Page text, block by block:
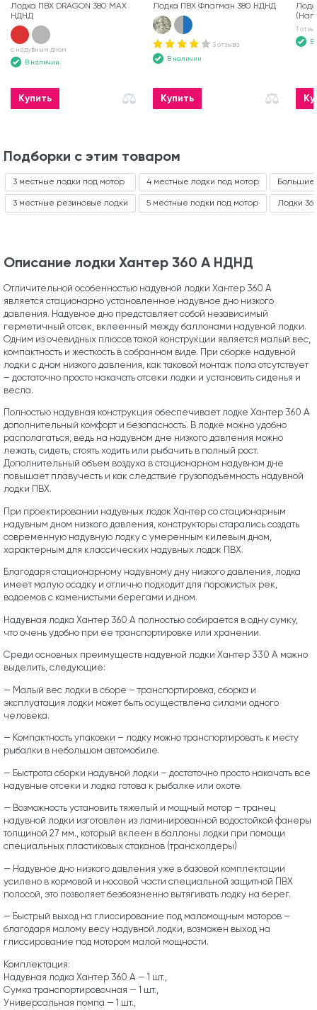
Лодка ПВХ DRAGON 380 MAX
НДНД
с надувным дном
В наличии
Купить
Лодка ПВХ Флагман 380 НДНД
3 отзыва
В наличии
Купить
1
В
Подборки с этим товаром
3 местные лодки под мотор
3 местные резиновые лодки
4 местные лодки под мотор
5 местные лодки под мотор
Большие
Лодки
Описание лодки Хантер 360 А НДНД
Отличительной особенностью надувной лодки Хантер 360 А
является стационарно установленное надувное дно низкого
давления. Надувное дно представляет собой независимый
герметичный отсек, вклеенный между баллонами надувной лодки.
Одним из очевидных плюсов такой конструкции является малый вес,
компактность и жесткость в собранном виде. При сборке надувной
лодки с дном низкого давления, как таковой монтаж пола отсутствует
– достаточно просто накачать отсеки лодки и установить сиденья и
весла.
Полностью надувная конструкция обеспечивает лодке Хантер 360 А
дополнительный комфорт и безопасность. В лодке можно удобно
располагаться, ведь на надувном дне низкого давления можно
лежать, сидеть, стоять ходить или рыбачить в полный рост.
Дополнительный объем воздуха в стационарном надувном дне
повышает плавучесть и как следствие грузоподъемность надувной
лодки ПВХ.
При проектировании надувных лодок Хантер со стационарным
надувным дном низкого давления, конструкторы старались создать
современную надувную лодку с умеренным килевым дном,
характерным для классических надувных лодок ПВХ.
Благодаря стационарному надувному дну низкого давления, лодка
имеет малую осадку и отлично подходит для порожистых рек,
водоемов с каменистыми берегами и дном.
Надувная лодка Хантер 360 А полностью собирается в одну сумку,
что очень удобно при ее транспортировке или хранении.
Среди основных преимуществ надувной лодки Хантер 330 А можно
выделить, следующие:
— Малый вес лодки в сборе – транспортировка, сборка и
эксплуатация лодки может быть осуществлена силами одного
человека.
— Компактность упаковки – лодку можно транспортировать к месту
рыбалки в небольшом автомобиле.
— Быстрота сборки надувной лодки – достаточно просто накачать все
надувные отсеки и лодка готова к рыбалке или охоте.
— Возможность установить тяжелый и мощный мотор – транец
надувной лодки изготовлен из ламинированной водостойкой фанеры
толщиной 27 мм., который вклеен в баллоны лодки при помощи
специальных пластиковых стаканов (трансхолдеры)
— Надувное дно низкого давления уже в базовой комплектации
усилено в кормовой и носовой части специальной защитной ПВХ
полосой, это позволяет безбоязненно вытягивать лодку на берег.
— Быстрый выход на глиссирование под маломощным моторов –
благодаря малому весу надувной лодки, возможен выход на
глиссирование под мотором малой мощности.
Комплектация:
Надувная лодка Хантер 360 А — 1 шт.,
Сумка транспортировочная — 1 шт.,
Универсальная помпа — 1 шт.,